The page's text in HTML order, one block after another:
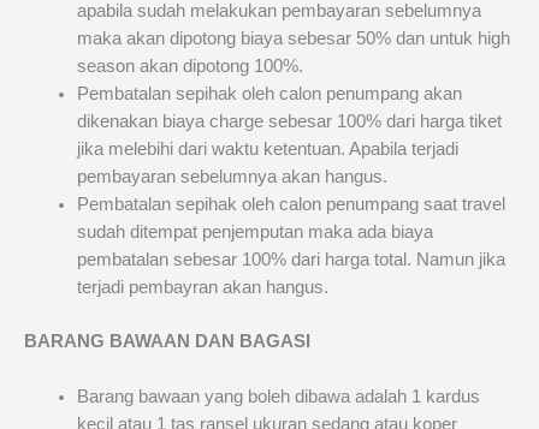
apabila sudah melakukan pembayaran sebelumnya
maka akan dipotong biaya sebesar 50% dan untuk high
season akan dipotong 100%.
Pembatalan sepihak oleh calon penumpang akan
dikenakan biaya charge sebesar 100% dari harga tiket
jika melebihi dari waktu ketentuan. Apabila terjadi
pembayaran sebelumnya akan hangus.
Pembatalan sepihak oleh calon penumpang saat travel
sudah ditempat penjemputan maka ada biaya
pembatalan sebesar 100% dari harga total. Namun jika
terjadi pembayran akan hangus.
BARANG BAWAAN DAN BAGASI
Barang bawaan yang boleh dibawa adalah 1 kardus
kecil atau 1 tas ransel ukuran sedang atau koper